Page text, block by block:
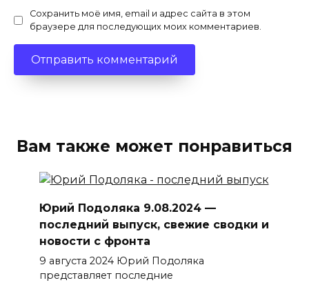
Сохранить моё имя, email и адрес сайта в этом
браузере для последующих моих комментариев.
Вам также может понравиться
Юрий Подоляка 9.08.2024 —
последний выпуск, свежие сводки и
новости с фронта
9 августа 2024 Юрий Подоляка
представляет последние